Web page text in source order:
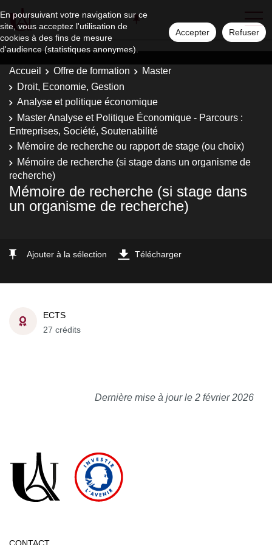
En poursuivant votre navigation sur ce
site, vous acceptez l'utilisation de
cookies à des fins de mesure
d'audience (statistiques anonymes).
Accepter Refuser
Accueil Offre de formation
Master
Droit, Economie, Gestion
Analyse et politique économique
Master Analyse et Politique Économique - Parcours :
Entreprises, Société, Soutenabilité
Mémoire de recherche ou rapport de stage (ou choix)
Mémoire de recherche (si stage dans un organisme de
recherche)
Mémoire de recherche (si stage dans
un organisme de recherche)
Ajouter à la sélection Télécharger
ECTS
27 crédits
Dernière mise à jour le 2 février 2026